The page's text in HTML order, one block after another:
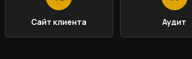
Сайт клиента Аудит